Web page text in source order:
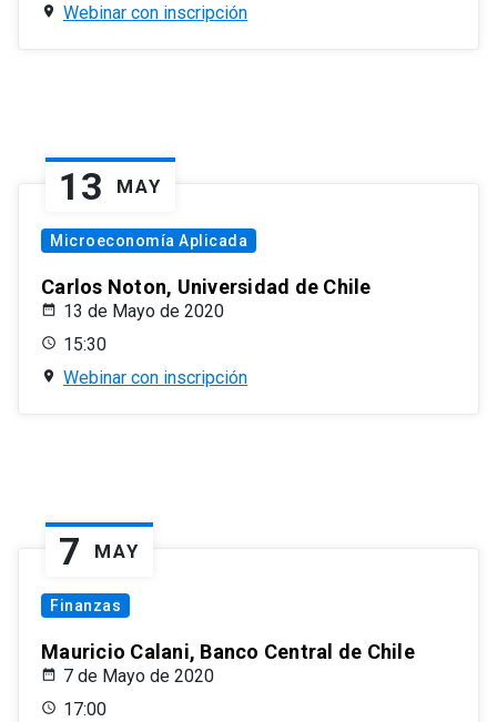
Webinar con inscripción
13 MAY
Microeconomía Aplicada
Carlos Noton, Universidad de Chile
13 de Mayo de 2020
15:30
Webinar con inscripción
7 MAY
Finanzas
Mauricio Calani, Banco Central de Chile
7 de Mayo de 2020
17:00